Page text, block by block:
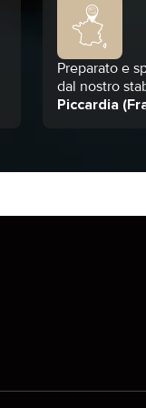
Preparato e
dal nostro
Piccardia